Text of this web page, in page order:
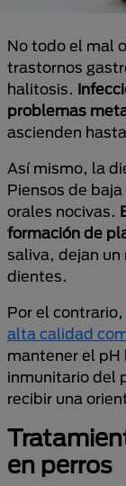
No todo el mal
trastornos
halitosis.
problemas
ascienden
Así mismo, la
Piensos de
orales nocivas.
formación de
saliva, dejan un
dientes.
Por el contrario,
alta calidad
mantener el pH
inmunitario del
recibir una
en perros